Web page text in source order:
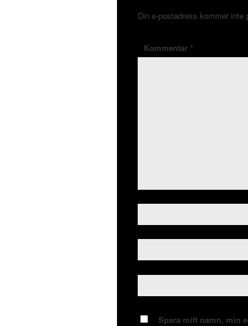
Din e-postadress kommer inte
Kommentar *
Spara mitt namn, min